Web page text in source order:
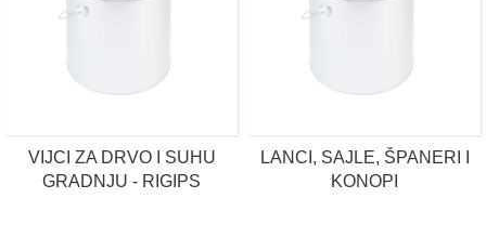
VIJCI ZA DRVO I SUHU
GRADNJU - RIGIPS
LANCI, SAJLE, ŠPANERI I
KONOPI